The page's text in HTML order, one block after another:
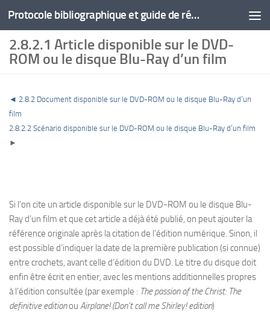
Protocole bibliographique et guide de rédaction
2.8.2.1 Article disponible sur le DVD-
ROM ou le disque Blu-Ray d’un film
◄ 2.8.2 Document disponible sur le DVD-ROM ou le disque Blu-Ray d’un
film
2.8.2.2 Scénario disponible sur le DVD-ROM ou le disque Blu-Ray d’un film
►
Si l’on cite un article disponible sur le DVD-ROM ou le disque Blu-
Ray d’un film et que cet article a déjà été publié, on peut ajouter la
référence originale après la citation de l’édition numérique. Sinon, il
est possible d’indiquer la date de la première publication (si connue)
entre crochets, avant celle d’édition du DVD. Le titre du disque doit
enfin être écrit en entier, avec les mentions additionnelles propres
à l’édition consultée (par exemple : The passion of the Christ: The
definitive editionou Airplane! (Don’t call me Shirley! edition)